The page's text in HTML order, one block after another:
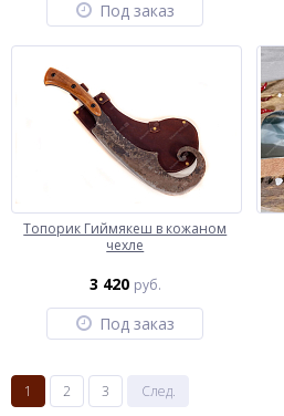
Под заказ
Топорик Гиймякеш в кожаном
чехле
3 420 руб.
Под заказ
1 2 3 След.